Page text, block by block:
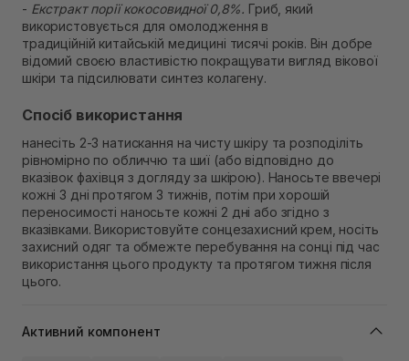
- Екстракт порії кокосовидної 0,8%. Гриб, який
використовується для омолодження в
традиційній китайській медицині тисячі років. Він добре
відомий своєю властивістю покращувати вигляд вікової
шкіри та підсилювати синтез колагену.
Спосіб використання
нанесіть 2-3 натискання на чисту шкіру та розподіліть
рівномірно по обличчю та шиї (або відповідно до
вказівок фахівця з догляду за шкірою). Наносьте ввечері
кожні 3 дні протягом 3 тижнів, потім при хорошій
переносимості наносьте кожні 2 дні або згідно з
вказівками. Використовуйте сонцезахисний крем, носіть
захисний одяг та обмежте перебування на сонці під час
використання цього продукту та протягом тижня після
цього.
Активний компонент